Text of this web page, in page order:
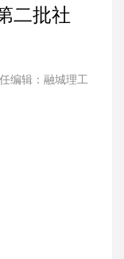
二批社
编辑：融城理工